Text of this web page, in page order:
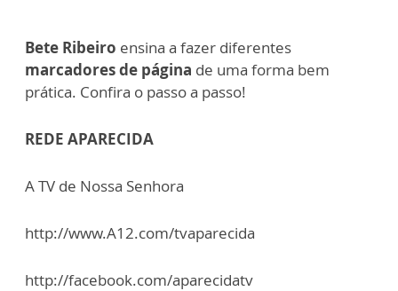
Bete Ribeiro ensina a fazer diferentes
marcadores de página de uma forma bem
prática. Confira o passo a passo!
REDE APARECIDA
A TV de Nossa Senhora
http://www.A12.com/tvaparecida
http://facebook.com/aparecidatv